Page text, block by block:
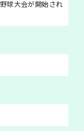
球大会が開始され